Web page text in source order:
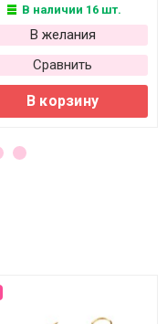
В наличии 16 шт.
В желания
Сравнить
В корзину